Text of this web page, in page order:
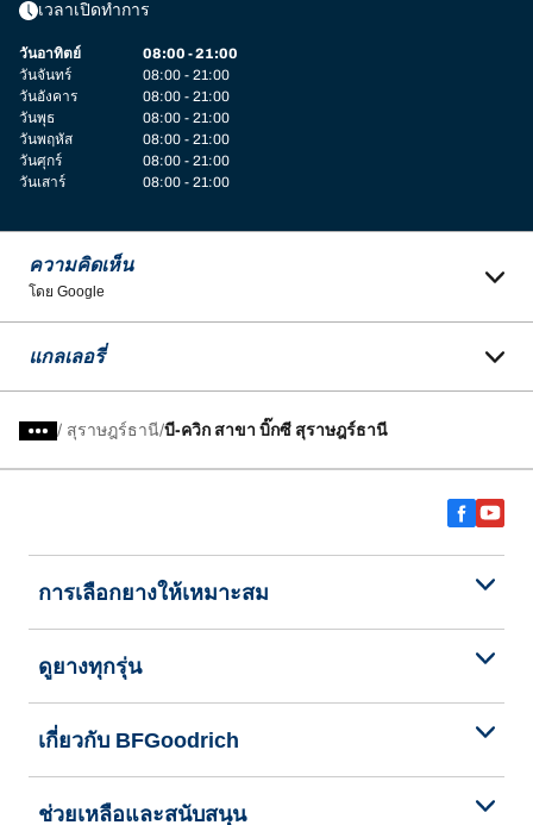
เวลาเปิดทำการ
วันอาทิตย์
08:00 - 21:00
วันจันทร์
08:00 - 21:00
วันอังคาร
08:00 - 21:00
วันพุธ
08:00 - 21:00
วันพฤหัส
08:00 - 21:00
วันศุกร์
08:00 - 21:00
วันเสาร์
08:00 - 21:00
ความคิดเห็น
โดย Google
แกลเลอรี่
/ สุราษฎร์ธานี บี-ควิก สาขา บิ๊กซี สุราษฎร์ธานี
การเลือกยางให้เหมาะสม
ดูยางทุกรุ่น
เกี่ยวกับ BFGoodrich
ช่วยเหลือและสนับสนุน